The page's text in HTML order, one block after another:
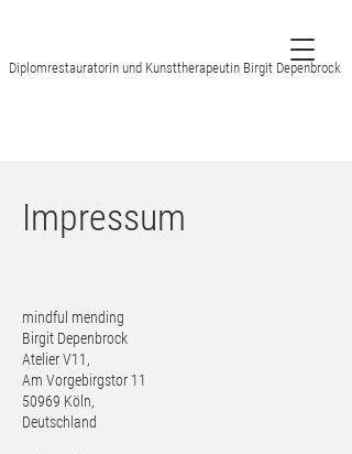
Diplomrestauratorin und Kunsttherapeutin Birgit Depenbrock
Impressum
mindful mending
Birgit Depenbrock
Atelier V11,
Am Vorgebirgstor 11
50969 Köln,
Deutschland